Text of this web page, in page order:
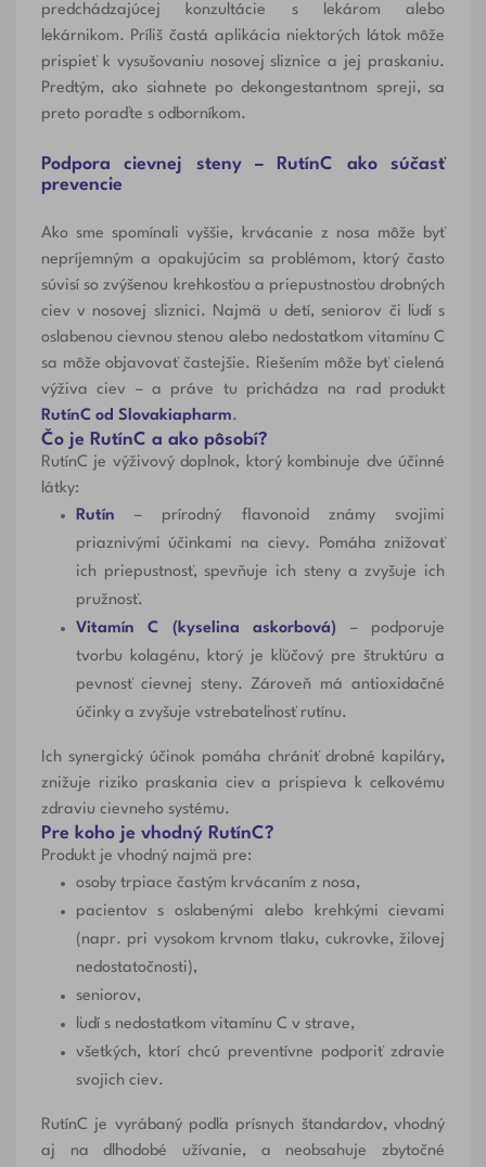
predchádzajúcej konzultácie s lekárom alebo
lekárnikom. Príliš častá aplikácia niektorých látok môže
prispieť k vysušovaniu nosovej sliznice a jej praskaniu.
Predtým, ako siahnete po dekongestantnom spreji, sa
preto poraďte s odborníkom.
Podpora cievnej steny – RutínC ako súčasť
prevencie
Ako sme spomínali vyššie, krvácanie z nosa môže byť
nepríjemným a opakujúcim sa problémom, ktorý často
súvisí so zvýšenou krehkosťou a priepustnosťou drobných
ciev v nosovej sliznici. Najmä u detí, seniorov či ľudí s
oslabenou cievnou stenou alebo nedostatkom vitamínu C
sa môže objavovať častejšie. Riešením môže byť cielená
výživa ciev – a práve tu prichádza na rad produkt
RutínC od Slovakiapharm.
Čo je RutínC a ako pôsobí?
RutínC je výživový doplnok, ktorý kombinuje dve účinné
látky:
Rutín – prírodný flavonoid známy svojimi
priaznivými účinkami na cievy. Pomáha znižovať
ich priepustnosť, spevňuje ich steny a zvyšuje ich
pružnosť.
Vitamín C (kyselina askorbová) – podporuje
tvorbu kolagénu, ktorý je kľúčový pre štruktúru a
pevnosť cievnej steny. Zároveň má antioxidačné
účinky a zvyšuje vstrebateľnosť rutínu.
Ich synergický účinok pomáha chrániť drobné kapiláry,
znižuje riziko praskania ciev a prispieva k celkovému
zdraviu cievneho systému.
Pre koho je vhodný RutínC?
Produkt je vhodný najmä pre:
osoby trpiace častým krvácaním z nosa,
pacientov s oslabenými alebo krehkými cievami
(napr. pri vysokom krvnom tlaku, cukrovke, žilovej
nedostatočnosti),
seniorov,
ľudí s nedostatkom vitamínu C v strave,
všetkých, ktorí chcú preventívne podporiť zdravie
svojich ciev.
RutínC je vyrábaný podľa prísnych štandardov, vhodný
aj na dlhodobé užívanie, a neobsahuje zbytočné